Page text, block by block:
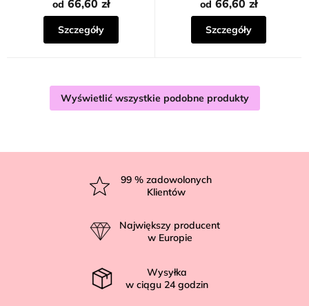
od 66,60 zł
Szczegóły
od 66,60 zł
Szczegóły
Wyświetlić wszystkie podobne produkty
99 % zadowolonych
Klientów
Największy producent
w Europie
Wysyłka
w ciągu 24 godzin